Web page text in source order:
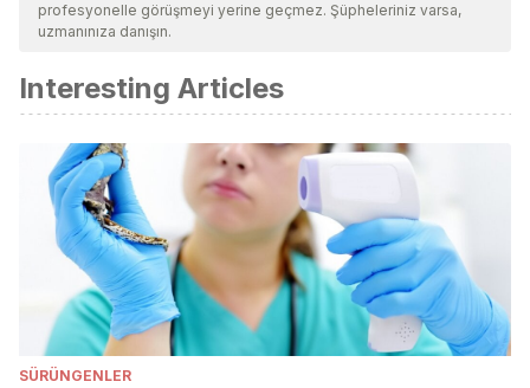
tarafından derinlemesine incelendi. Bu makalenin bibliyografisi
kabul edildi.
Corroboree Frog. (2016).Corroboree Frogs have a typical
amphibian life-cycle with an aquatic tadpole stage and
terrestrial frog stage. Recuperado de
https://www.corroboreefrog.org.au/biology/life-cycle/
Michael M. (2013). The Conversation.Australian
endangered species: Southern Corroboree Frog.
Recuperado de https://theconversation.com/australian-
endangered-species-southern-corroboree-frog-16189
profesyonelle görüşmeyi yerine geçmez. Şüpheleriniz varsa,
uzmanınıza danışın.
Interesting Articles
SÜRÜNGENLER